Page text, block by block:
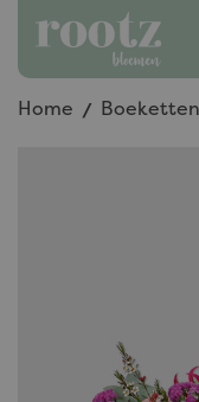
Home Boeketten